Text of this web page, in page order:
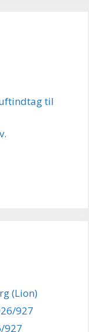
til
(Lion)
927
927